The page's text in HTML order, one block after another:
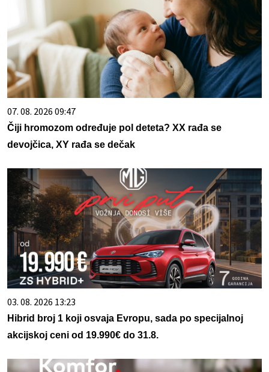
07. 08. 2026 09:47
Čiji hromozom određuje pol deteta? XX rađa se
devojčica, XY rađa se dečak
03. 08. 2026 13:23
Hibrid broj 1 koji osvaja Evropu, sada po specijalnoj
akcijskoj ceni od 19.990€ do 31.8.